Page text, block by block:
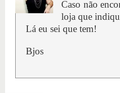
Caso não
loja que
Lá eu sei que tem!
Bjos